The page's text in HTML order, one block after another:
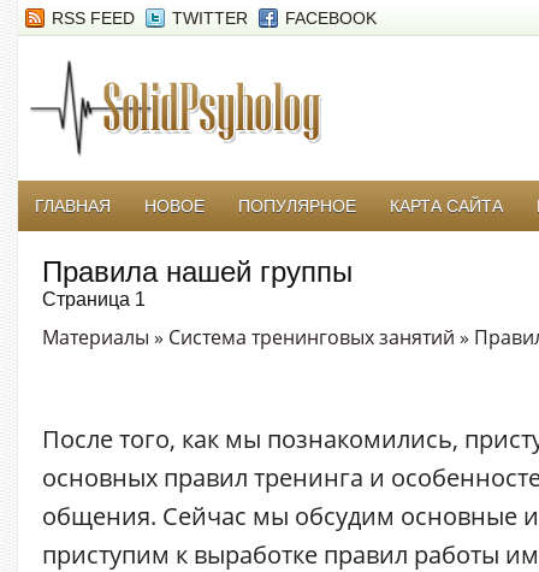
RSS FEED TWITTER FACEBOOK
ГЛАВНАЯ НОВОЕ ПОПУЛЯРНОЕ КАРТА САЙТА
Правила нашей группы
Страница 1
Материалы » Система тренинговых занятий »
После того, как мы познакомились,
основных правил тренинга и
общения. Сейчас мы обсудим основные
приступим к выработке правил работы